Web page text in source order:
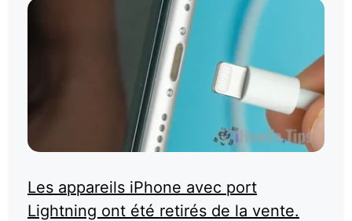
Les appareils iPhone avec port
Lightning ont été retirés de la vente.